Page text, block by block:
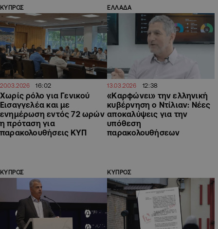
ΚΥΠΡΟΣ
20.03.2026 16:02
Χωρίς ρόλο για Γενικού
Εισαγγελέα και με
ενημέρωση εντός 72 ωρών
η πρόταση για
παρακολουθήσεις ΚΥΠ
ΕΛΛΑΔΑ
13.03.2026 12:38
«Καρφώνει» την ελληνική
κυβέρνηση ο Ντίλιαν: Νέες
αποκαλύψεις για την
υπόθεση
παρακολουθήσεων
ΚΥΠΡΟΣ ΚΥΠΡΟΣ